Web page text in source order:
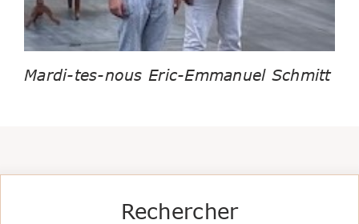
Mardi-tes-nous Eric-Emmanuel Schmitt
Rechercher